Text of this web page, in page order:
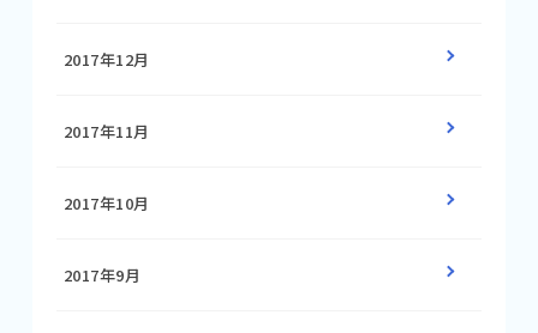
2017年12月
2017年11月
2017年10月
2017年9月